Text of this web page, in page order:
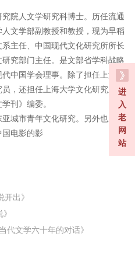
进
入
老
网
站
院人文学研究科博士。历任流通
文学部副教授和教授，现为早稻
主任、中国现代文化研究所所长
究部门主任。是文部省学科战略
中国学会理事。除了担任上海大
，还担任上海大学文化研究系校
刊》编委。
城市青年文化研究。另外也从事
国电影的影
出》
代文学六十年的对话》
化》